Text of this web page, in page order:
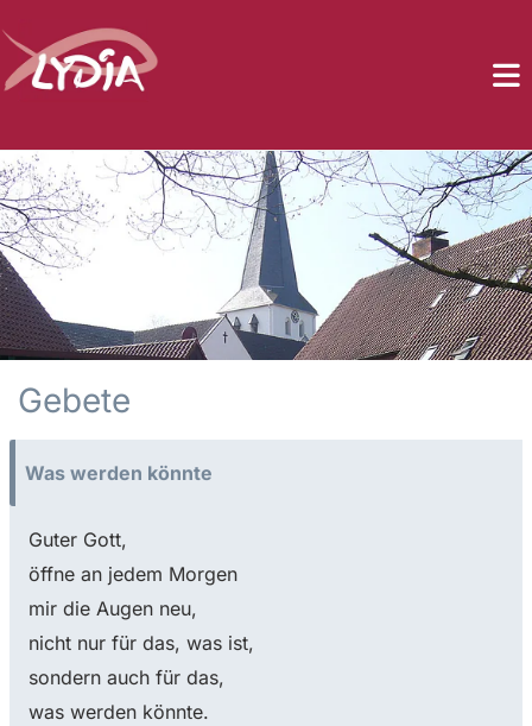
Gebete
Was werden könnte
Guter Gott,
öffne an jedem Morgen
mir die Augen neu,
nicht nur für das, was ist,
sondern auch für das,
was werden könnte.